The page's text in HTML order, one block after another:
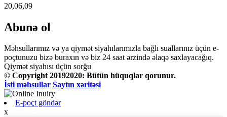
20,06,09
Abunə ol
Məhsullarımız və ya qiymət siyahılarımızla bağlı suallarınız üçün e-
poçtunuzu bizə buraxın və biz 24 saat ərzində əlaqə saxlayacağıq.
Qiymət siyahısı üçün sorğu
© Copyright 20192020: Bütün hüquqlar qorunur.
İsti məhsullar Saytın xəritəsi
E-poçt göndər
x